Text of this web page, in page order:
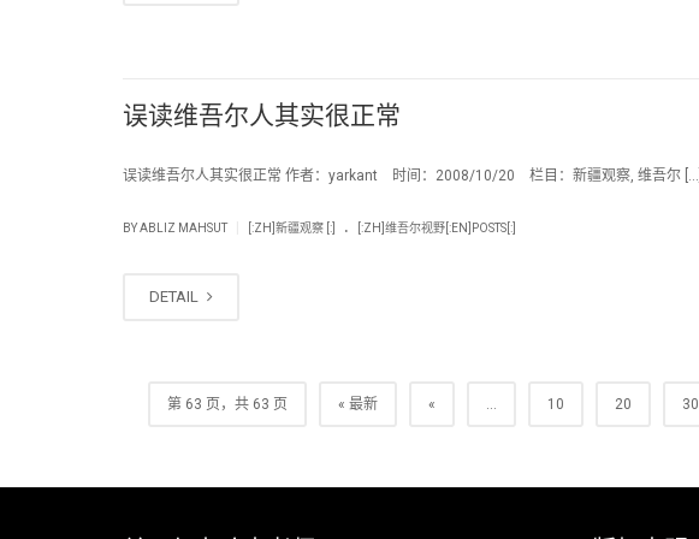
误读维吾尔人其实很正常
误读维吾尔人其实很正常 作者：yarkant 时间：2008/10/20 栏目：新疆观察, 维吾尔 […]
BYABLIZ MAHSUT [:ZH]新疆观察 [:] . [:ZH]维吾尔视野[:EN]POSTS[:]
DETAIL
第 63 页，共 63 页 « 最新 « ... 10 20 30